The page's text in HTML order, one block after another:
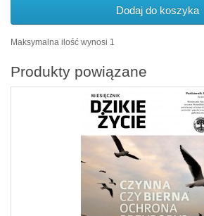
Dodaj do koszyka
Maksymalna ilość wynosi 1
Produkty powiązane